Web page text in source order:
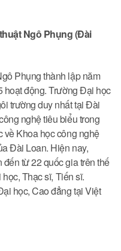
Ngô Phụng (Đài
Phụng thành lập năm
hoạt động. Trường Đại học
trường duy nhất tại Đài
nghệ tiêu biểu trong
Khoa học công nghệ
Đài Loan. Hiện nay,
từ 22 quốc gia trên thế
Thạc sĩ, Tiến sĩ.
học, Cao đẳng tại Việt